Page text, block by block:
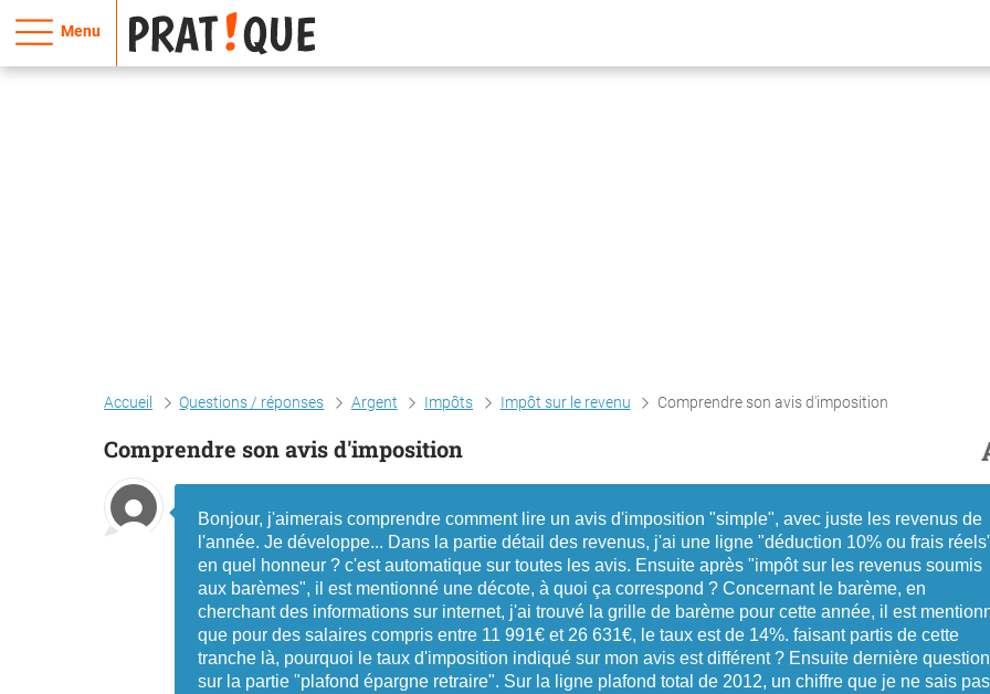
Menu
Accueil Questions / réponses Argent Impôts Impôt sur le revenu Comprendre son avis d'imposition
Comprendre son avis d'imposition
Bonjour, j'aimerais comprendre comment lire un avis d'imposition "simple", avec juste les revenus de
l'année. Je développe... Dans la partie détail des revenus, j'ai une ligne "déduction 10% ou frais
en quel honneur ? c'est automatique sur toutes les avis. Ensuite après "impôt sur les revenus soumis
aux barèmes", il est mentionné une décote, à quoi ça correspond ? Concernant le barème, en
cherchant des informations sur internet, j'ai trouvé la grille de barème pour cette année, il est
que pour des salaires compris entre 11 991€ et 26 631€, le taux est de 14%. faisant partis de cette
tranche là, pourquoi le taux d'imposition indiqué sur mon avis est différent ? Ensuite dernière question
sur la partie "plafond épargne retraire". Sur la ligne plafond total de 2012, un chiffre que je ne sais pas